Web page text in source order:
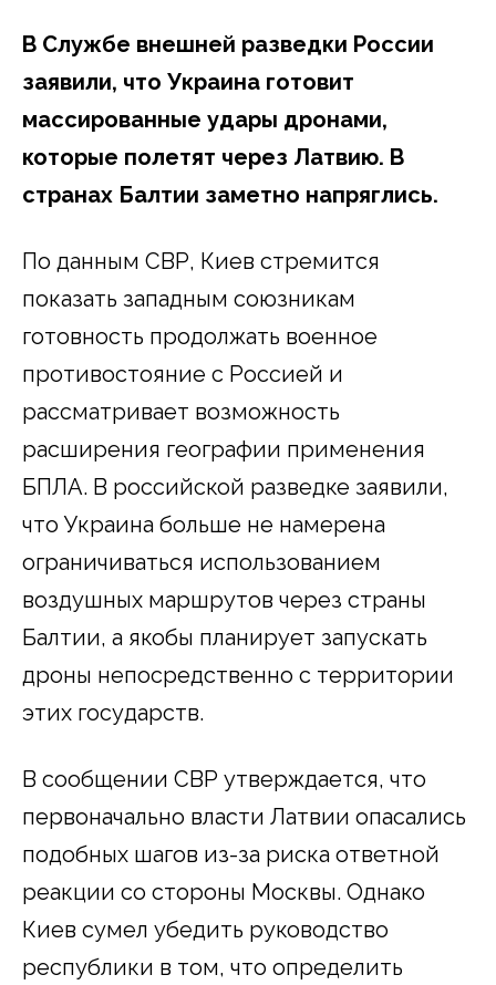
В Службе внешней разведки России
заявили, что Украина готовит
массированные удары дронами,
которые полетят через Латвию. В
странах Балтии заметно напряглись.
По данным СВР, Киев стремится
показать западным союзникам
готовность продолжать военное
противостояние с Россией и
рассматривает возможность
расширения географии применения
БПЛА. В российской разведке заявили,
что Украина больше не намерена
ограничиваться использованием
воздушных маршрутов через страны
Балтии, а якобы планирует запускать
дроны непосредственно с территории
этих государств.
В сообщении СВР утверждается, что
первоначально власти Латвии опасались
подобных шагов из-за риска ответной
реакции со стороны Москвы. Однако
Киев сумел убедить руководство
республики в том, что определить